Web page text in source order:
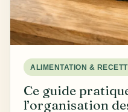
ALIMENTATION &
Ce guide
l’organisation